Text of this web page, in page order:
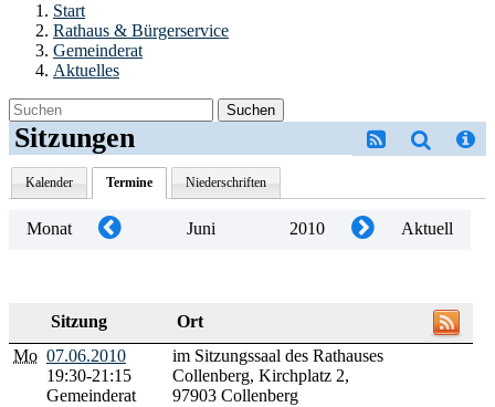
Start
Rathaus & Bürgerservice
Gemeinderat
Aktuelles
Suchen
Sitzungen
Kalender Termine Niederschriften
Monat Juni 2010 Aktuell
Sitzung
Ort
Mo 07.06.2010
19:30-21:15
Gemeinderat
im Sitzungssaal des Rathauses
Collenberg, Kirchplatz 2,
97903 Collenberg